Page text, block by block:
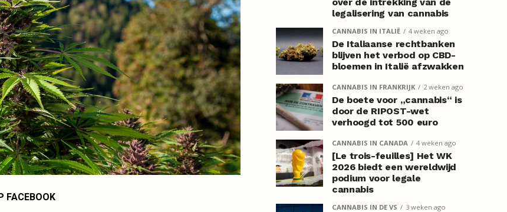
FACEBOOK
legalisering van cannabis
CANNABIS IN ITALIË 4 weken ago
De Italiaanse rechtbanken
blijven het verbod op CBD-
bloemen in Italië afzwakken
CANNABIS IN FRANKRIJK 2 weken ago
De boete voor „cannabis“ is
door de RIPOST-wet
verhoogd tot 500 euro
CANNABIS IN CANADA 4 weken ago
[Le trois-feuilles] Het WK
2026 biedt een wereldwijd
podium voor legale
cannabis
CANNABIS IN DE VS 3 weken ago